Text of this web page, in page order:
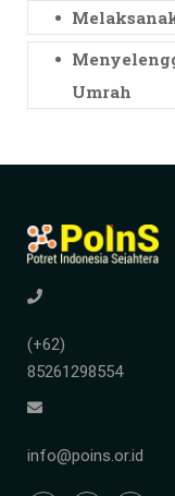
Umrah
(+62)
85261298554
info@poins.or.id